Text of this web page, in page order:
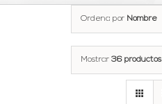
Ordena por Nombre
Mostrar 36 productos